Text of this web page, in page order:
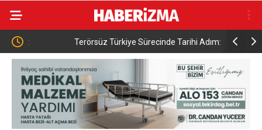
Terörsüz Türkiye Sürecinde Tarihi Adım: İşte Beş
Aşamalı Yol Haritası ve İnfaz Detayları
Bakan